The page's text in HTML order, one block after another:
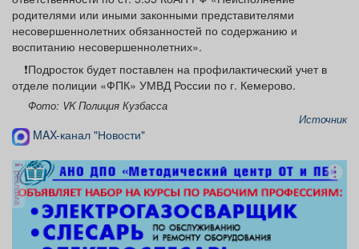
родителями или иными законными представителями
несовершеннолетних обязанностей по содержанию и
воспитанию несовершеннолетних».
❗Подросток будет поставлен на профилактический учет в
отделе полиции «ФПК» УМВД России по г. Кемерово.
Фото: VK Полиция Кузбасса
Источник
MAX-канал "Новости"
реклама